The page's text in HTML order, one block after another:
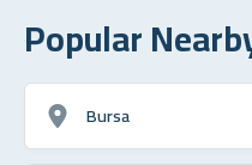
Popular
Bursa